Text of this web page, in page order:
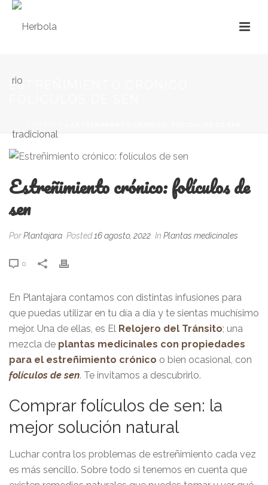
ESTREÑIMIENTO CRÓNICO:
Estreñimiento crónico: folículos de
sen
PorPlantajara Posted16 agosto, 2022 In Plantas medicinales
0
En Plantajara contamos con distintas infusiones para
que puedas utilizar en tu día a día y te sientas muchísimo
mejor. Una de ellas, es El Relojero del Tránsito; una
mezcla de plantas medicinales con propiedades
para el estreñimiento crónico o bien ocasional, con
folículos de sen. Te invitamos a descubrirlo.
Comprar folículos de sen: la
mejor solución natural
Luchar contra los problemas de estreñimiento cada vez
es más sencillo. Sobre todo si tenemos en cuenta que